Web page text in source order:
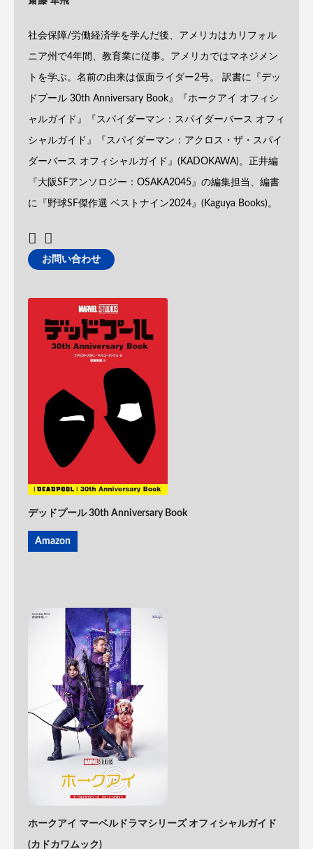
社会保障/労働経済学を学んだ後、アメリカはカリフォル
ニア州で4年間、教育業に従事。アメリカではマネジメン
トを学ぶ。名前の由来は仮面ライダー2号。 訳書に『デッ
ドプール 30th Anniversary Book』『ホークアイ オフィシ
ャルガイド』『スパイダーマン：スパイダーバース オフィ
シャルガイド』『スパイダーマン：アクロス・ザ・スパイ
ダーバース オフィシャルガイド』(KADOKAWA)。正井編
『大阪SFアンソロジー：OSAKA2045』の編集担当、編書
に『野球SF傑作選 ベストナイン2024』(Kaguya Books)。
お問い合わせ
デッドプール 30th Anniversary Book
Amazon
ホークアイ マーベルドラマシリーズ オフィシャルガイド
(カドカワムック)